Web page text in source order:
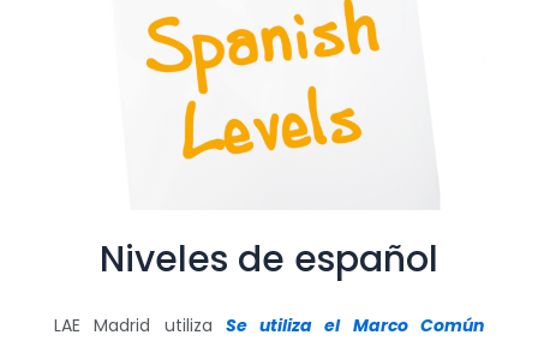
Niveles de español
LAE Madrid utiliza Se utiliza el Marco Común